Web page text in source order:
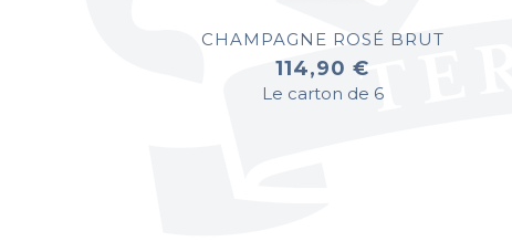
CHAMPAGNE ROSÉ BRUT
114,90 €
Le carton de 6